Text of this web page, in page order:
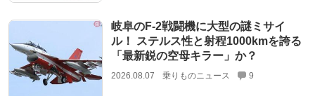
岐阜のF-2戦闘機に大型の謎ミサイ
ル！ ステルス性と射程1000kmを誇る
「最新鋭の空母キラー」か？
2026.08.07 乗りものニュース 9